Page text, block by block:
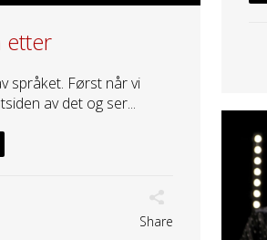
etter
språket. Først når vi
av det og ser...
Share